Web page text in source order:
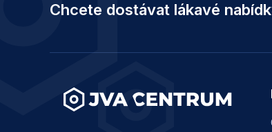
Chcete dostávat lákavé